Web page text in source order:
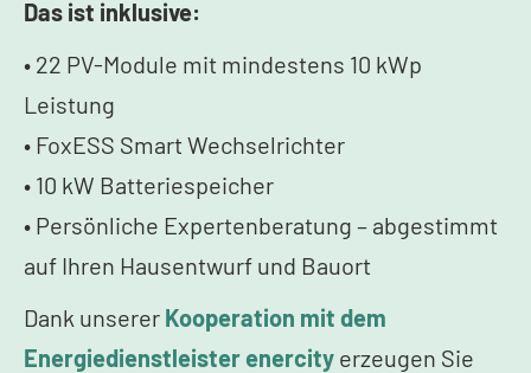
Das ist inklusive:
• 22 PV-Module mit mindestens 10 kWp
Leistung
• FoxESS Smart Wechselrichter
• 10 kW Batteriespeicher
• Persönliche Expertenberatung – abgestimmt
auf Ihren Hausentwurf und Bauort
Dank unserer Kooperation mit dem
Energiedienstleister enercity erzeugen Sie